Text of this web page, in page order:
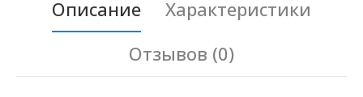
Описание
Характеристики
Отзывов (0)